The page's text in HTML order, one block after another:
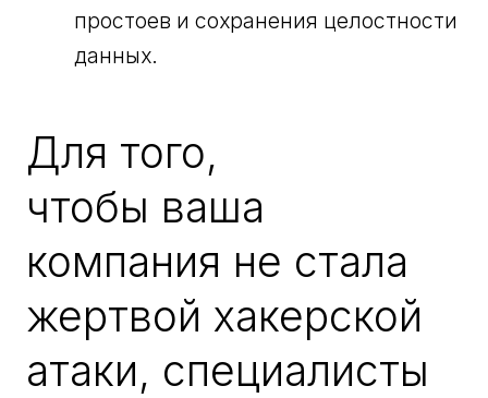
простоев и сохранения целостности
данных.
Для того,
чтобы ваша
компания не стала
жертвой хакерской
атаки, специалисты